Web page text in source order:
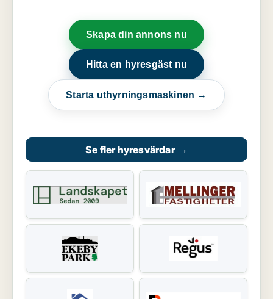
Skapa din annons nu
Hitta en hyresgäst nu
Starta uthyrningsmaskinen →
Se fler hyresvärdar →